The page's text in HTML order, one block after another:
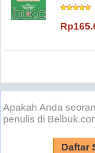
Apakah Anda
penulis di
Daftar